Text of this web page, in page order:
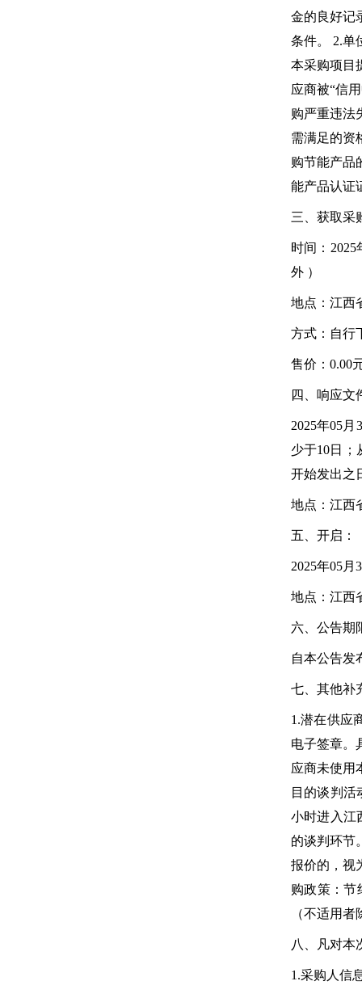
金的良好记
条件。 2.单
本采购项目
应商被“信
购严重违法
需满足的资
购节能产品
能产品认证
三、获取采
时间：2025
外 ）
地点：江西
方式：自行
售价：0.00
四、响应文
2025年05
少于10日；
开始发出之
地点：江西
五、开启：
2025年05月
地点：江西
六、公告期
自本公告发
七、其他补
1.潜在供应
电子签章。
应商未使用
目的谈判活
小时进入江
的谈判环节
报价的，视
购政策：节
（不适用
八、凡对本
1.采购人信